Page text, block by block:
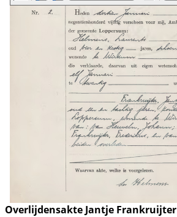
Overlijdensakte Jantje Frankruijter